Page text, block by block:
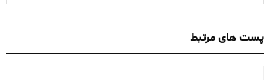
پست های مرتبط